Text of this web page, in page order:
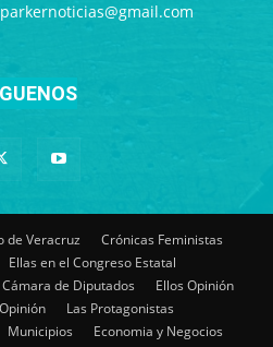
de Veracruz
Crónicas Feministas
Ellas en el Congreso Estatal
de Diputados
Ellos Opinión
Las Protagonistas
Municipios
Economia y Negocios